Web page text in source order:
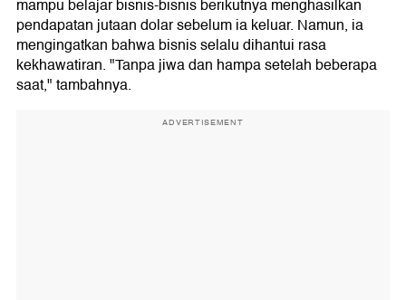
mampu belajar bisnis-bisnis berikutnya menghasilkan
pendapatan jutaan dolar sebelum ia keluar. Namun, ia
mengingatkan bahwa bisnis selalu dihantui rasa
kekhawatiran. "Tanpa jiwa dan hampa setelah beberapa
saat," tambahnya.
ADVERTISEMENT